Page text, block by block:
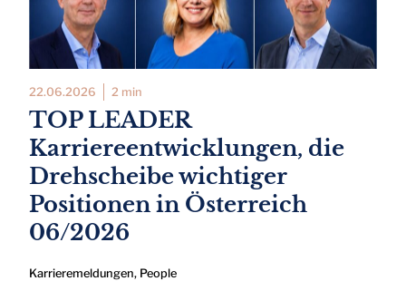
22.06.2026 2 min
TOP LEADER
Karriereentwicklungen, die
Drehscheibe wichtiger
Positionen in Österreich
06/2026
Karrieremeldungen, People